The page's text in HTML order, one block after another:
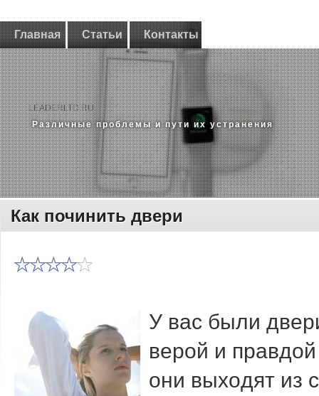
Главная Статьи Контакты
LEADERLTD.RU
Различные проблемы и пути их устранения
Как починить двери
У вас были
верой и
они выхοдят из